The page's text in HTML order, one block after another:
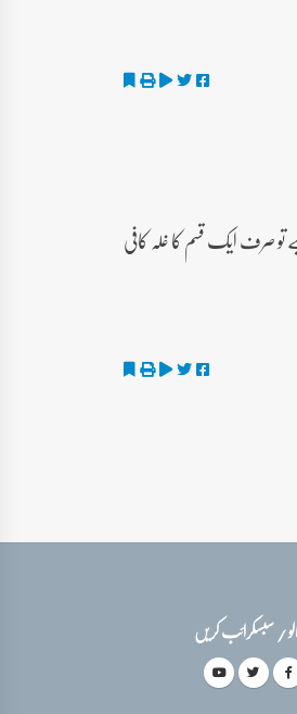
تو صرف ایک قسم کا غلہ کافی
/ سبسکرائب کریں